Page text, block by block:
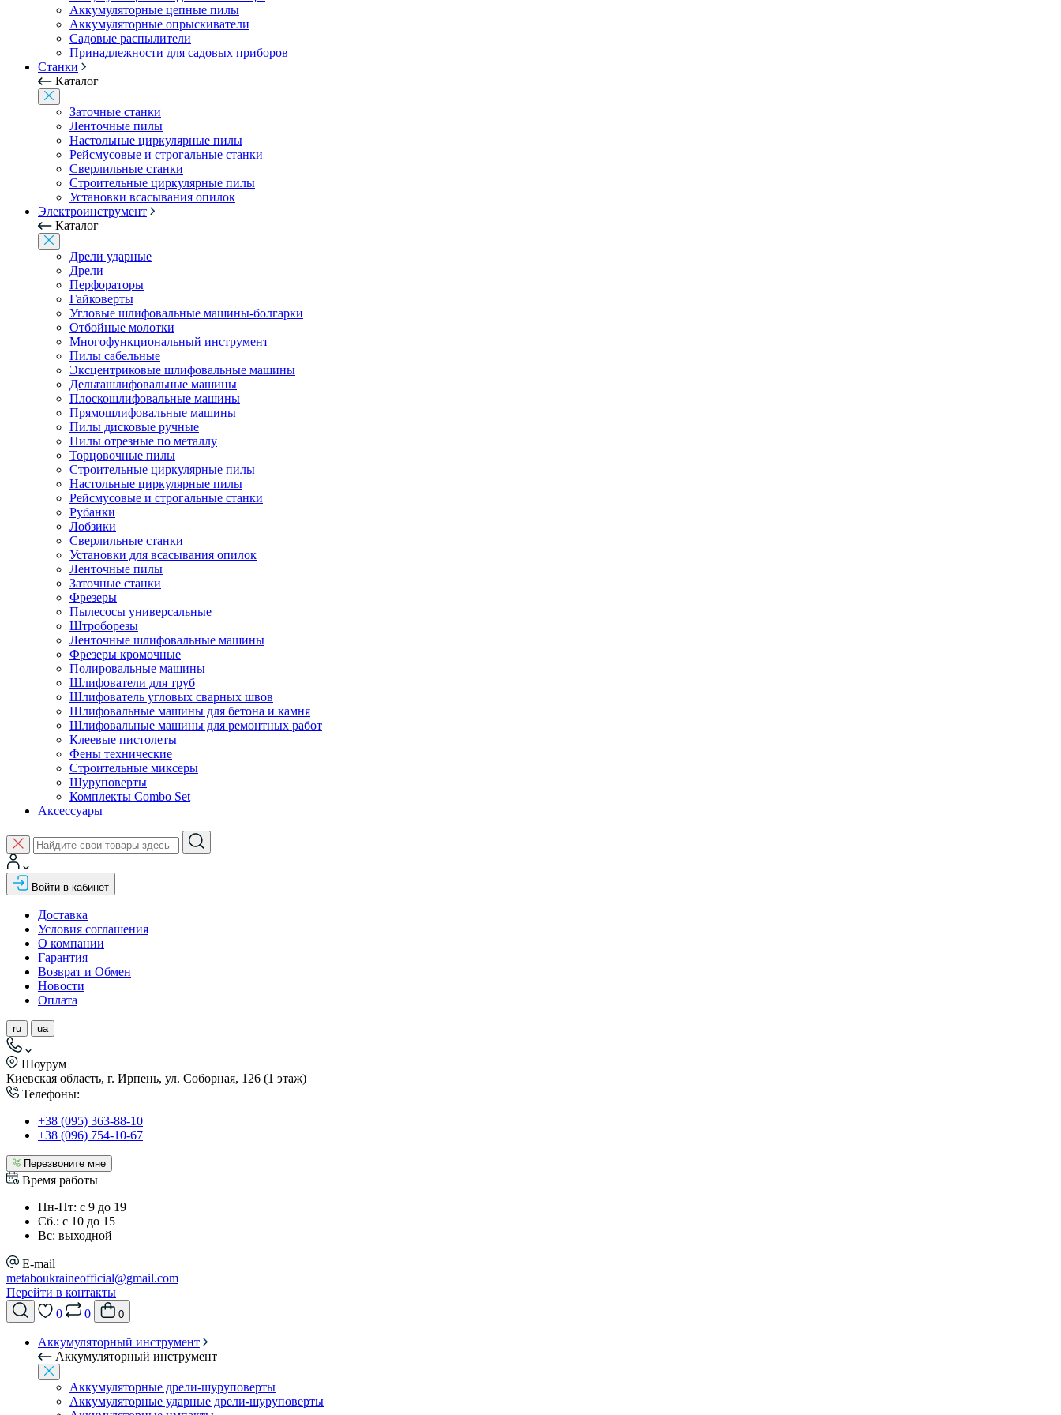
Аккумуляторные цепные пилы
Аккумуляторные опрыскиватели
Садовые распылители
Принадлежности для садовых приборов
Станки
Каталог
Заточные станки
Ленточные пилы
Настольные циркулярные пилы
Рейсмусовые и строгальные станки
Сверлильные станки
Строительные циркулярные пилы
Установки всасывания опилок
Электроинструмент
Каталог
Дрели ударные
Дрели
Перфораторы
Гайковерты
Угловые шлифовальные машины-болгарки
Отбойные молотки
Многофункциональный инструмент
Пилы сабельные
Эксцентриковые шлифовальные машины
Дельташлифовальные машины
Плоскошлифовальные машины
Прямошлифовальные машины
Пилы дисковые ручные
Пилы отрезные по металлу
Торцовочные пилы
Строительные циркулярные пилы
Настольные циркулярные пилы
Рейсмусовые и строгальные станки
Рубанки
Лобзики
Сверлильные станки
Установки для всасывания опилок
Ленточные пилы
Заточные станки
Фрезеры
Пылесосы универсальные
Штроборезы
Ленточные шлифовальные машины
Фрезеры кромочные
Полировальные машины
Шлифователи для труб
Шлифователь угловых сварных швов
Шлифовальные машины для бетона и камня
Шлифовальные машины для ремонтных работ
Клеевые пистолеты
Фены технические
Строительные миксеры
Шуруповерты
Комплекты Combo Set
Аксессуары
Войти в кабинет
Доставка
Условия соглашения
О компании
Гарантия
Возврат и Обмен
Новости
Оплата
ru ua
Шоурум
Киевская область, г. Ирпень, ул. Соборная, 126 (1 этаж)
Телефоны:
+38 (095) 363-88-10
+38 (096) 754-10-67
Перезвоните мне
Время работы
Пн-Пт: с 9 до 19
Сб.: с 10 до 15
Вс: выходной
E-mail
metaboukraineofficial@gmail.com
Перейти в контакты
0
0 0
Аккумуляторный инструмент
Аккумуляторный инструмент
Аккумуляторные дрели-шуруповерты
Аккумуляторные ударные дрели-шуруповерты